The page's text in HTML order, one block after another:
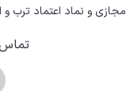
مجازی و نماد اعتماد ترب و
تماس